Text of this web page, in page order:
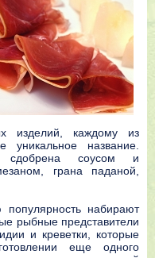
изделий, каждому из
уникальное название.
сдобрена соусом и
грана паданой,
набирают
рыбные представители
и креветки, которые
еще одного